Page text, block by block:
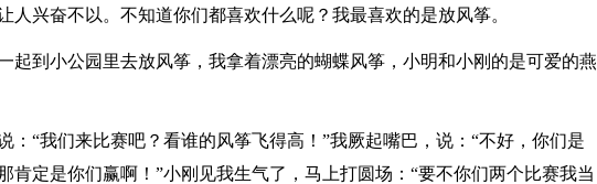
人兴奋不以。不知道你们都喜欢什么呢？我最喜欢的是放风筝。
起到小公园里去放风筝，我拿着漂亮的蝴蝶风筝，小明和小刚的是可爱的燕
：“我们来比赛吧？看谁的风筝飞得高！”我厥起嘴巴，说：“不好，你们是
肯定是你们赢啊！”小刚见我生气了，马上打圆场：“要不你们两个比赛我当